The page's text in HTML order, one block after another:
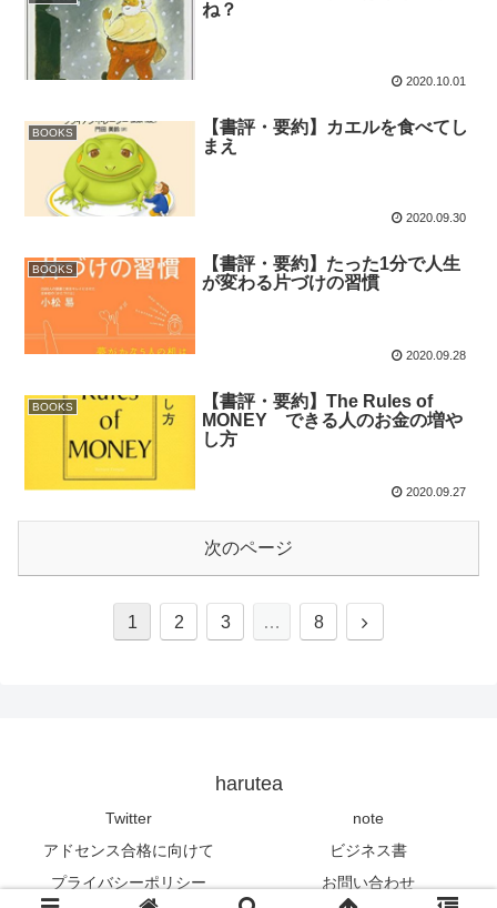
ね？
2020.10.01
BOOKS
【書評・要約】カエルを食べてし
まえ
2020.09.30
BOOKS
【書評・要約】たった1分で人生
が変わる片づけの習慣
2020.09.28
BOOKS
【書評・要約】The Rules of
MONEY できる人のお金の増や
し方
2020.09.27
次のページ
1 2 3 … 8
harutea
Twitter
note
アドセンス合格に向けて
ビジネス書
プライバシーポリシー
お問い合わせ